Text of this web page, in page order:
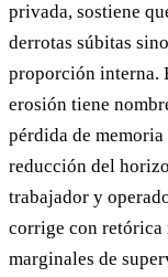
privada, sostiene
derrotas súbitas
proporción interna.
erosión tiene
pérdida de
reducción del
trabajador y
corrige con
marginales de